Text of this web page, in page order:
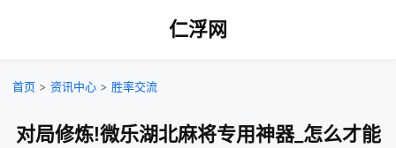
仁浮网
首页 > 资讯中心 > 胜率交流
对局修炼!微乐湖北麻将专用神器_怎么才能